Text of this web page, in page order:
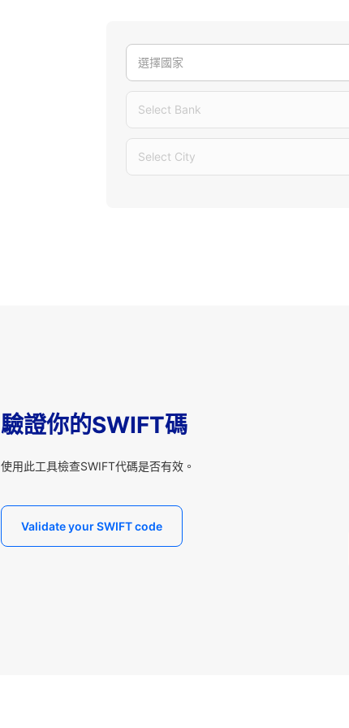
選擇國家
Select Bank
Select City
驗證你的SWIFT碼
使用此工具檢查SWIFT代碼是否有效。
Validate your SWIFT code